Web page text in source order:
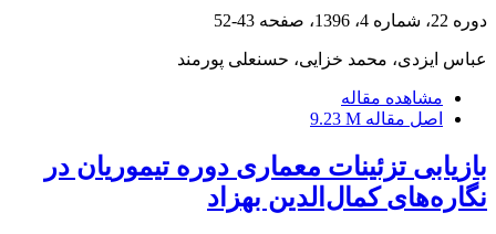
دوره 22، شماره 4، 1396، صفحه 43-52
عباس ایزدی، محمد خزایی، حسنعلی پورمند
مشاهده مقاله
اصل مقاله 9.23 M
بازیابی تزئینات معماری دوره تیموریان در
نگاره‌های کمال‌الدین بهزاد